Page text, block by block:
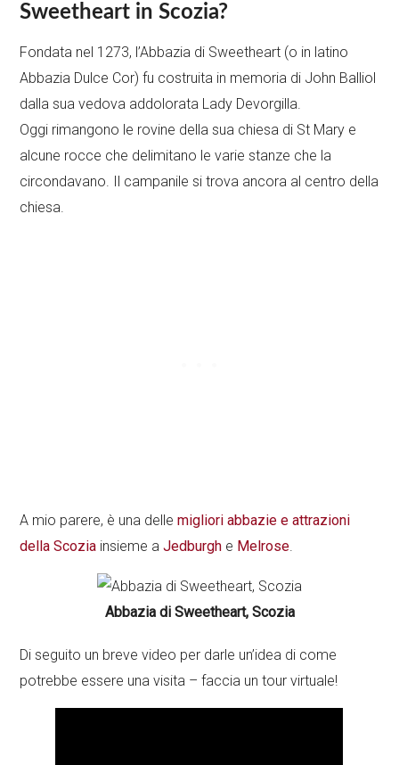
Sweetheart in Scozia?
Fondata nel 1273, l’Abbazia di Sweetheart (o in latino
Abbazia Dulce Cor) fu costruita in memoria di John Balliol
dalla sua vedova addolorata Lady Devorgilla.
Oggi rimangono le rovine della sua chiesa di St Mary e
alcune rocce che delimitano le varie stanze che la
circondavano. Il campanile si trova ancora al centro della
chiesa.
A mio parere, è una delle migliori abbazie e attrazioni
della Scozia insieme aJedburgh e Melrose
Abbazia di Sweetheart, Scozia
Di seguito un breve video per darle un’idea di come
potrebbe essere una visita – faccia un tour virtuale!